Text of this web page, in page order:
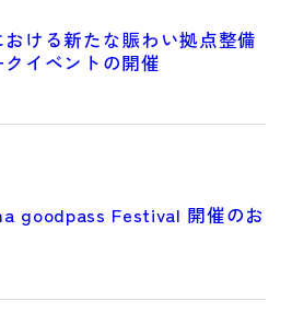
ける新たな賑わい拠点整備
イベントの開催
goodpass Festival 開催のお